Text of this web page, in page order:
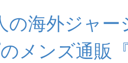
の海外ジャー
メンズ通販